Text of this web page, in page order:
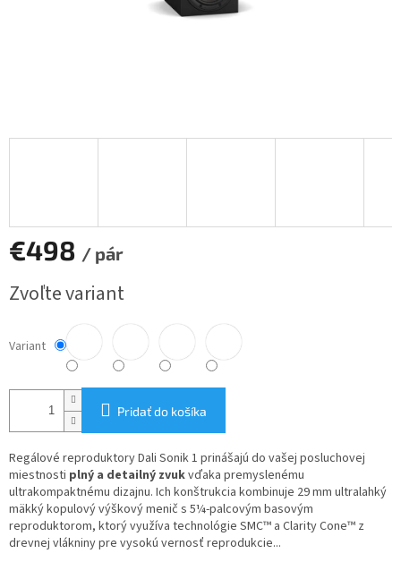
€498 / pár
cena:
Zvoľte variant
Variant
Pridať do košíka
Regálové reproduktory Dali Sonik 1 prinášajú do vašej posluchovej
miestnosti plný a detailný zvukvďaka premyslenému
ultrakompaktnému dizajnu. Ich konštrukcia kombinuje 29 mm ultralahký
mäkký kopulový výškový menič s 5¼-palcovým basovým
reproduktorom, ktorý využíva technológie SMC™ a Clarity Cone™ z
drevnej vlákniny pre vysokú vernosť reprodukcie...